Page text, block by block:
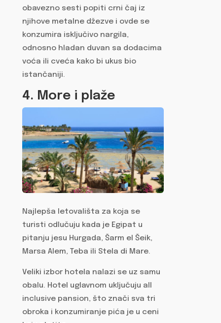
obavezno sesti popiti crni čaj iz
njihove metalne džezve i ovde se
konzumira isključivo nargila,
odnosno hladan duvan sa dodacima
voća ili cveća kako bi ukus bio
istančaniji.
4. More i plaže
Najlepša letovališta za koja se
turisti odlučuju kada je Egipat u
pitanju jesu Hurgada, Šarm el Šeik,
Marsa Alem, Teba ili Stela di Mare.
Veliki izbor hotela nalazi se uz samu
obalu. Hotel uglavnom uključuju all
inclusive pansion, što znači sva tri
obroka i konzumiranje pića je u ceni